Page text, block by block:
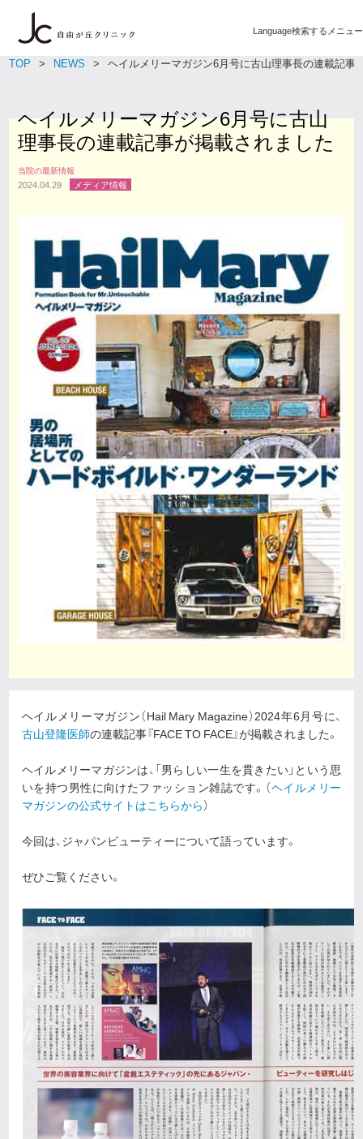
Language検索するメニュー
TOP NEWS ヘイルメリーマガジン6月号に古山理事長の連載記事
ヘイルメリーマガジン6月号に古山
理事長の連載記事が掲載されました
当院の最新情報
2024.04.29 メディア情報
ヘイルメリーマガジン（Hail Mary Magazine）2024年6月号に、
古山登隆医師の連載記事『FACE TO FACE』が掲載されました。
ヘイルメリーマガジンは、「男らしい一生を貫きたい」という思
いを持つ男性に向けたファッション雑誌です。（ヘイルメリー
マガジンの公式サイトはこちらから）
今回は、ジャパンビューティーについて語っています。
ぜひご覧ください。